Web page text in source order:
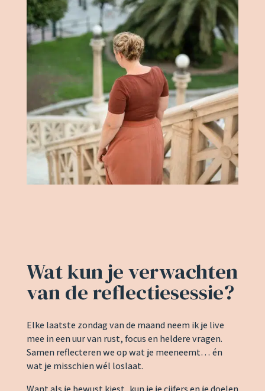
Wat kun je verwachten
van de reflectiesessie?
Elke laatste zondag van de maand neem ik je live
mee in een uur van rust, focus en heldere vragen.
Samen reflecteren we op wat je meeneemt… én
wat je misschien wél loslaat.